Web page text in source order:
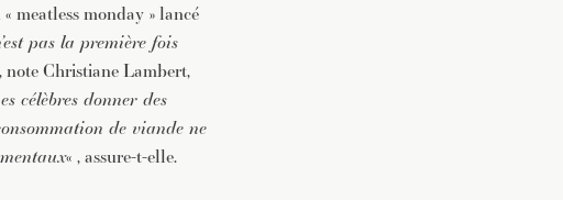
meatless monday » lancé
pas la première fois
note Christiane Lambert,
célèbres donner des
de viande ne
« , assure-t-elle.